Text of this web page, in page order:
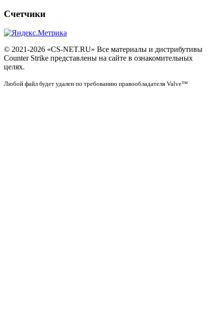
Счетчики
© 2021-2026 «CS-NET.RU» Все материалы и дистрибутивы
Counter Strike представлены на сайте в ознакомительных
целях.
Любой файл будет удален по требованию правообладателя Valve™